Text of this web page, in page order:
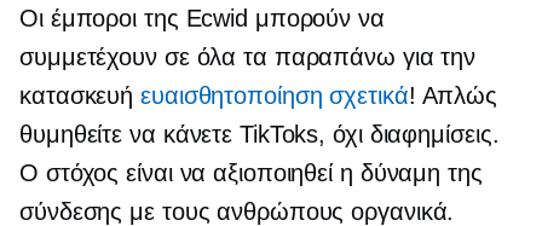
Οι έμποροι της Ecwid μπορούν να
συμμετέχουν σε όλα τα παραπάνω για την
κατασκευήευαισθητοποίηση σχετικά! Απλώς
θυμηθείτε να κάνετε TikToks, όχι διαφημίσεις.
Ο στόχος είναι να αξιοποιηθεί η δύναμη της
σύνδεσης με τους ανθρώπους οργανικά.